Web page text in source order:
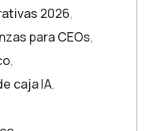
2026,
para CEOs,
,
caja IA,